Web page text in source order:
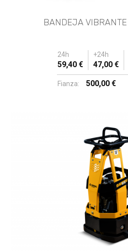
BANDEJA
24h +24h
59,40 € 47,00 €
Fianza: 500,00 €